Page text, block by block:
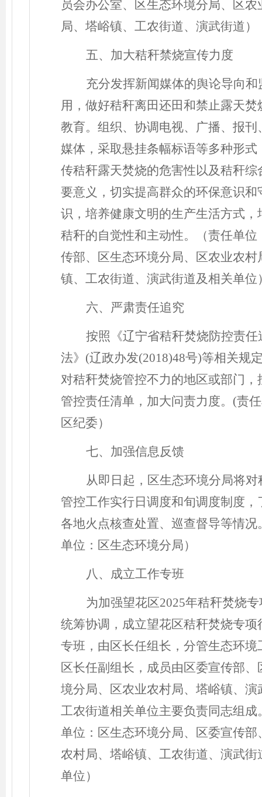
员会办公室、区生态环境分局、区农
局、塔峪镇、工农街道、演武街道）
五、加大秸秆禁烧宣传力度
充分发挥新闻媒体的舆论导向和
用，做好秸秆离田还田和禁止露天焚
教育。组织、协调电视、广播、报刊
媒体，采取悬挂条幅标语等多种形式
传秸秆露天焚烧的危害性以及秸秆综
要意义，切实提高群众的环保意识和
识，培养健康文明的生产生活方式，
秸秆的自觉性和主动性。（责任单位
传部、区生态环境分局、区农业农村
镇、工农街道、演武街道及相关单位
六、严肃责任追究
按照《辽宁省秸秆焚烧防控责任
法》 (辽政办发(2018)48号)等相关规
对秸秆焚烧管控不力的地区或部门，
管控责任清单，加大问责力度。(责
区纪委）
七、加强信息反馈
从即日起，区生态环境分局将对
管控工作实行日调度和旬调度制度，
各地火点核查处置、巡查督导等情况
单位：区生态环境分局）
八、成立工作专班
为加强望花区2025年秸秆焚烧
统筹协调，成立望花区秸秆焚烧专项
专班，由区长任组长，分管生态环境
区长任副组长，成员由区委宣传部、
境分局、区农业农村局、塔峪镇、演
工农街道相关单位主要负责同志组成
单位：区生态环境分局、区委宣传部
农村局、塔峪镇、工农街道、演武街
单位）